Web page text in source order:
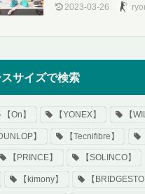
2023-03-26
サイズで検索
【On】 【YONEX】 【
】 【Tecnifibre】
【PRINCE】 【SOLINCO】
【kimony】 【